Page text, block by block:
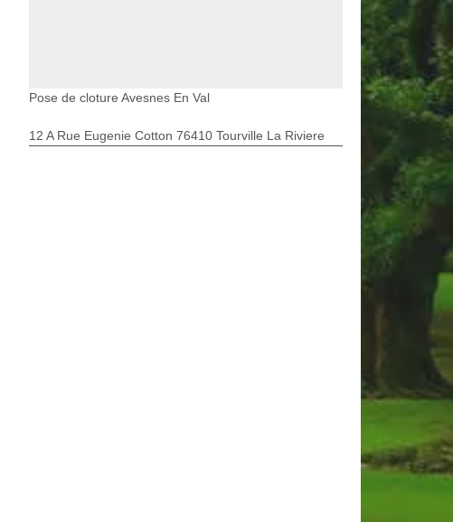
Pose de cloture Avesnes En Val
12 A Rue Eugenie Cotton 76410 Tourville La Riviere